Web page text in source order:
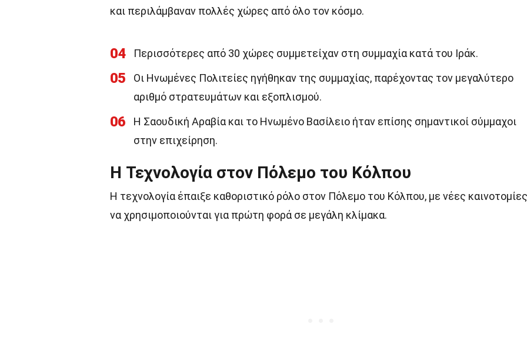
και περιλάμβαναν πολλές χώρες από όλο τον κόσμο.
04 Περισσότερες από 30 χώρες συμμετείχαν στη συμμαχία κατά του Ιράκ.
05
Οι Ηνωμένες Πολιτείες ηγήθηκαν της συμμαχίας, παρέχοντας τον μεγαλύτερο
αριθμό στρατευμάτων και εξοπλισμού.
06
Η Σαουδική Αραβία και το Ηνωμένο Βασίλειο ήταν επίσης σημαντικοί σύμμαχοι
στην επιχείρηση.
Η Τεχνολογία στον Πόλεμο του Κόλπου
Η τεχνολογία έπαιξε καθοριστικό ρόλο στον Πόλεμο του Κόλπου, με νέες καινοτομίες
να χρησιμοποιούνται για πρώτη φορά σε μεγάλη κλίμακα.